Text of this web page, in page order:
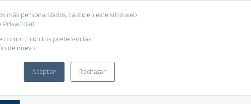
más personalizados, tanto en este sitio web
Privacidad.
cumplir con tus preferencias,
de nuevo.
Aceptar Rechazar